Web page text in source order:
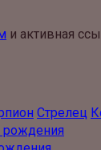
и активная
Стрелец